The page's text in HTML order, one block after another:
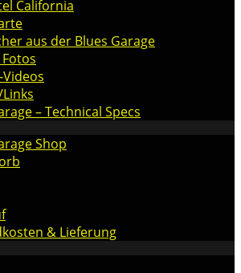
California
aus der Blues Garage
– Technical Specs
Shop
& Lieferung